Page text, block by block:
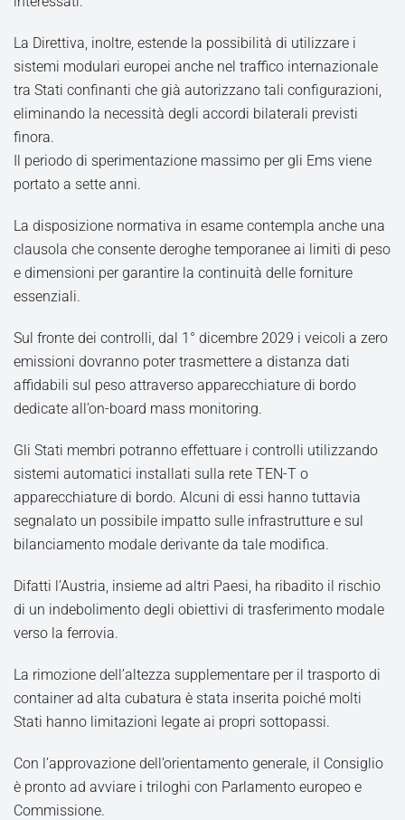
La Direttiva, inoltre, estende la possibilità di utilizzare i
sistemi modulari europei anche nel traffico internazionale
tra Stati confinanti che già autorizzano tali configurazioni,
eliminando la necessità degli accordi bilaterali previsti
finora.
Il periodo di sperimentazione massimo per gli Ems viene
portato a sette anni.
La disposizione normativa in esame contempla anche una
clausola che consente deroghe temporanee ai limiti di peso
e dimensioni per garantire la continuità delle forniture
essenziali.
Sul fronte dei controlli, dal 1° dicembre 2029 i veicoli a zero
emissioni dovranno poter trasmettere a distanza dati
affidabili sul peso attraverso apparecchiature di bordo
dedicate all’on-board mass monitoring.
Gli Stati membri potranno effettuare i controlli utilizzando
sistemi automatici installati sulla rete TEN-T o
apparecchiature di bordo. Alcuni di essi hanno tuttavia
segnalato un possibile impatto sulle infrastrutture e sul
bilanciamento modale derivante da tale modifica.
Difatti l’Austria, insieme ad altri Paesi, ha ribadito il rischio
di un indebolimento degli obiettivi di trasferimento modale
verso la ferrovia.
La rimozione dell’altezza supplementare per il trasporto di
container ad alta cubatura è stata inserita poiché molti
Stati hanno limitazioni legate ai propri sottopassi.
Con l’approvazione dell’orientamento generale, il Consiglio
è pronto ad avviare i triloghi con Parlamento europeo e
Commissione.